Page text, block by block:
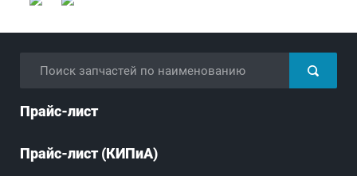
Прайс-лист
Прайс-лист (КИПиА)